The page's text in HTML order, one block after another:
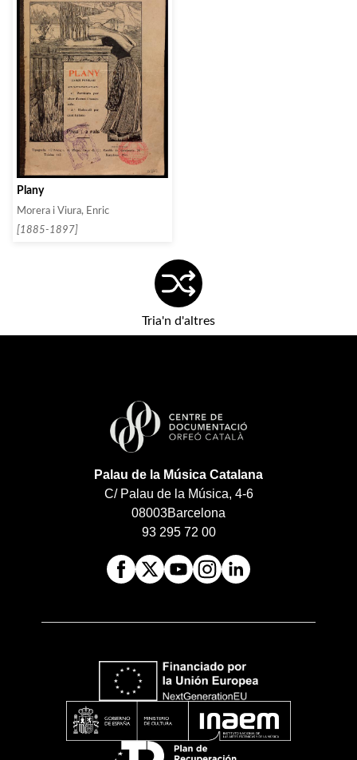
Plany
Morera i Viura, Enric
[1885-1897]
Tria'n d'altres
Palau de la Música Catalana
C/ Palau de la Música, 4-6
08003Barcelona
93 295 72 00